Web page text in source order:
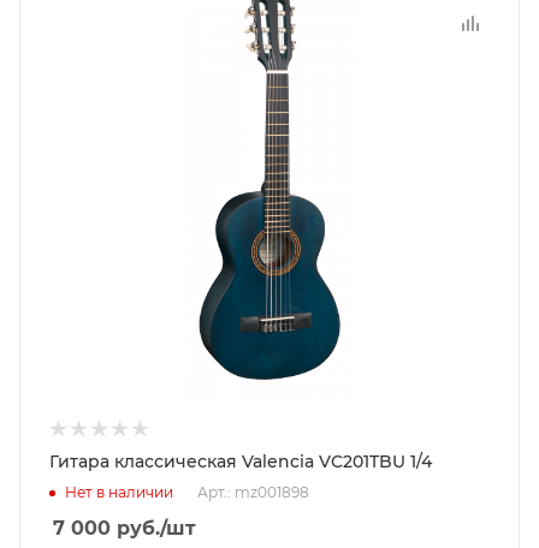
Гитара классическая Valencia VC201TBU 1/4
Нет в наличии Арт.: mz001898
7 000 руб./шт